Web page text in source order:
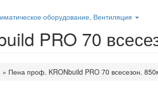
оборудование, Вентиляция
PRO 70
» Пена проф. KRONbuild PRO 70 всесезон.